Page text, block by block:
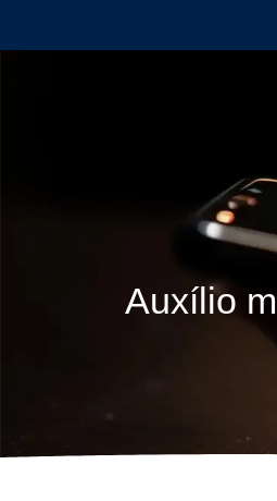
Auxílio